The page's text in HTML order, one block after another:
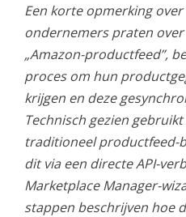
Een korte opmerking
ondernemers praten
„Amazon-productfeed”,
proces om hun
krijgen en deze
Technisch gezien
traditioneel productfeed-
dit via een directe API-
Marketplace Manager-
stappen beschrijven hoe